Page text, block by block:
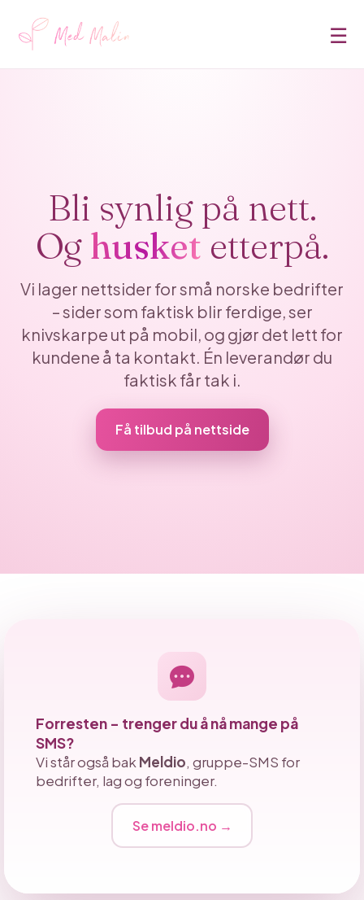
☰
Bli synlig på nett.
Og husket etterpå.
Vi lager nettsider for små norske bedrifter
– sider som faktisk blir ferdige, ser
knivskarpe ut på mobil, og gjør det lett for
kundene å ta kontakt. Én leverandør du
faktisk får tak i.
Få tilbud på nettside
Forresten – trenger du å nå mange på
SMS?
Vi står også bak Meldio, gruppe-SMS for
bedrifter, lag og foreninger.
Se meldio.no →